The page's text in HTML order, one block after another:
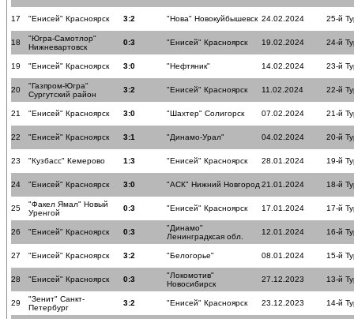
17 "Енисей" Красноярск 3:2 "Нова" Новокуйбышевск 24.02.2024 25-й
18
"Югра-Самотлор"
Нижневартовск
0:3 "Енисей" Красноярск 19.02.2024 24-й
19 "Енисей" Красноярск 3:0 "Нефтяник" 14.02.2024 23-й
20
"Газпром-Югра"
Сургутский район
3:2 "Енисей" Красноярск 11.02.2024 22-й
21 "Енисей" Красноярск 3:0 "Шахтер" Солигорск 07.02.2024 21-й
22 "Енисей" Красноярск 3:1 "Динамо-Урал" 04.02.2024 20-й
23 "Кузбасс" Кемерово 1:3 "Енисей" Красноярск 28.01.2024 19-й
24 "Енисей" Красноярск 3:0 "АСК" Нижний Новгород 21.01.2024 18-й
25
"Факел Ямал" Новый
Уренгой
0:3 "Енисей" Красноярск 17.01.2024 17-й
26 "Енисей" Красноярск 0:3
"Динамо"
Ленинградксая обл.
12.01.2024 16-й
27 "Енисей" Красноярск 3:2 "Белогорье" 08.01.2024 15-й
28 "Енисей" Красноярск 0:3
"Локомотив"
Новосибирск
27.12.2023 13-й
29
"Зенит" Санкт-
Петербург
3:2 "Енисей" Красноярск 23.12.2023 14-й